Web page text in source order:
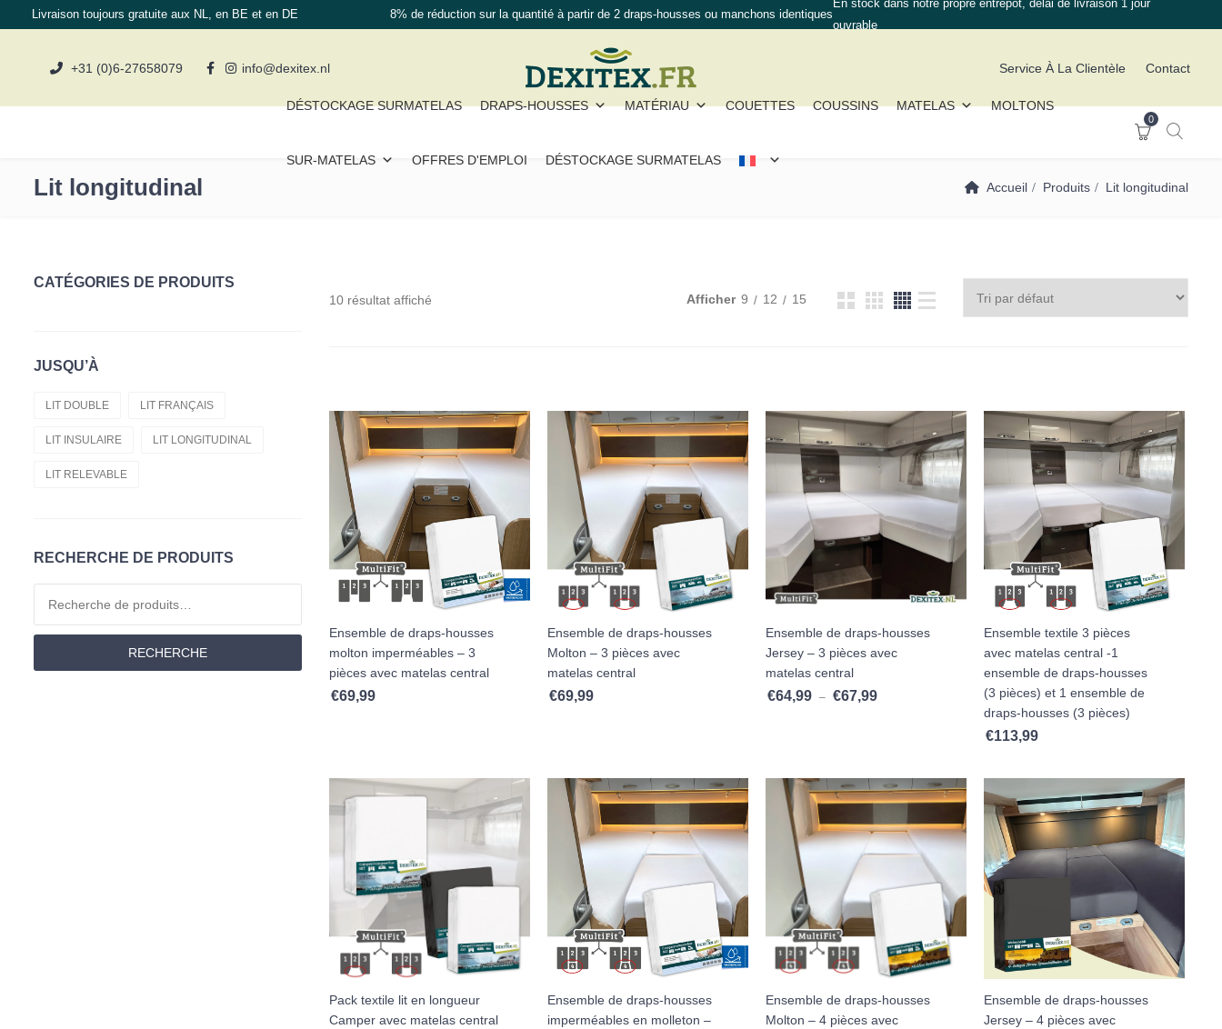
Livraison toujours gratuite aux NL, en BE et en DE 8% de réduction sur la quantité à partir de 2 draps-housses ou manchons identiques
En stock dans notre propre entrepôt, délai de livraison 1 jour
ouvrable
+31 (0)6-27658079 info@dexitex.nl Service À La Clientèle Contact
DÉSTOCKAGE SURMATELAS DRAPS-HOUSSES MATÉRIAU COUETTES COUSSINS MATELAS MOLTONS
SUR-MATELAS OFFRES D'EMPLOI DÉSTOCKAGE SURMATELAS
0
Lit longitudinal Accueil Produits Lit longitudinal
10 résultat affiché Afficher 9 12 15
Ensemble de draps-housses
molton imperméables – 3
pièces avec matelas central
€69,99
Ensemble de draps-housses
Molton – 3 pièces avec
matelas central
€69,99
Ensemble de draps-housses
Jersey – 3 pièces avec
matelas central
€64,99 – €67,99 Plage de prix : €64,99 à €67,99
Ensemble textile 3 pièces
avec matelas central -1
ensemble de draps-housses
(3 pièces) et 1 ensemble de
draps-housses (3 pièces)
€113,99
Pack textile lit en longueur
Camper avec matelas central
Ensemble de draps-housses
imperméables en molleton –
Ensemble de draps-housses
Molton – 4 pièces avec
Ensemble de draps-housses
Jersey – 4 pièces avec
CATÉGORIES DE PRODUITS
Matelas
Coussins
Moltons
Matériau
JUSQU’À
LIT DOUBLE LIT FRANÇAIS
LIT INSULAIRE LIT LONGITUDINAL
LIT RELEVABLE
RECHERCHE DE PRODUITS
RECHERCHE